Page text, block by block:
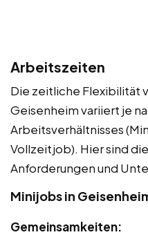
Arbeitszeiten
Die zeitliche Flexibilität
Geisenheim variiert je
Arbeitsverhältnisses
Vollzeitjob). Hier sind
Anforderungen und
Minijobs in
Gemeinsamkeiten: